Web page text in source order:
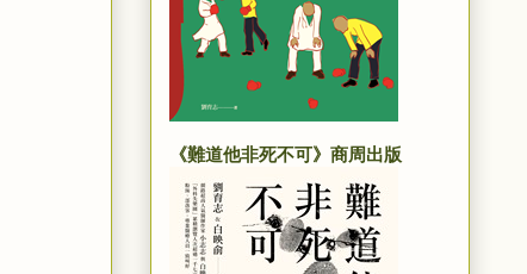
《難道他非死不可》商周出版